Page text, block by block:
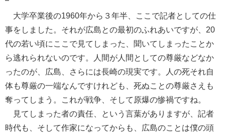
大学卒業後の1960年から３年半、ここで記者としての仕
事をしました。それが広島との最初のふれあいですが、20
代の若い頃にここで見てしまった、聞いてしまったことか
ら逃れられないのです。人間が人間としての尊厳などなか
ったのが、広島、さらには長崎の現実です。人の死それ自
体も尊厳の一端なんですけれども、死ぬことの尊厳さえも
奪ってしまう。これが戦争、そして原爆の惨禍ですね。
見てしまった者の責任、という言葉がありますが、記者
時代も、そして作家になってからも、広島のことは僕の頭